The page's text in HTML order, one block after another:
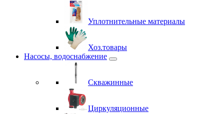
Уплотнительные материалы
Хоз.товары
Насосы, водоснабжение
Скважинные
Циркуляционные